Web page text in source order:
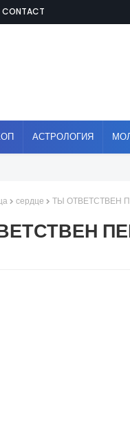
CONTACT
АСТРОЛОГИЯ
сердце ТЫ ОТВЕТСТВЕН